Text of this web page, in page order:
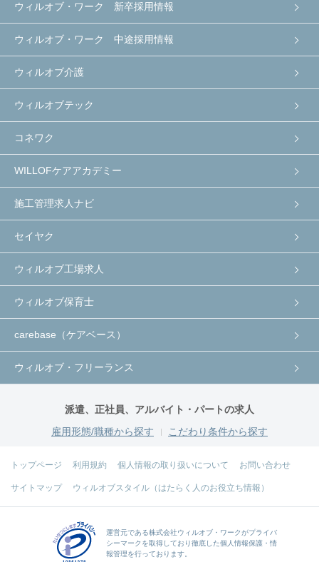
ウィルオブ・ワーク 新卒採用情報
ウィルオブ・ワーク 中途採用情報
ウィルオブ介護
ウィルオブテック
コネワク
WILLOFケアアカデミー
施工管理求人ナビ
セイヤク
ウィルオブ工場求人
ウィルオブ保育士
carebase（ケアベース）
ウィルオブ・フリーランス
派遣、正社員、アルバイト・パートの求人
雇用形態/職種から探す
こだわり条件から探す
トップページ 利用規約 個人情報の取り扱いについて お問い合わせ
サイトマップ ウィルオブスタイル（はたらく人のお役立ち情報）
運営元である株式会社ウィルオブ・ワークがプライバ
シーマークを取得しており徹底した個人情報保護・情
報管理を行っております。